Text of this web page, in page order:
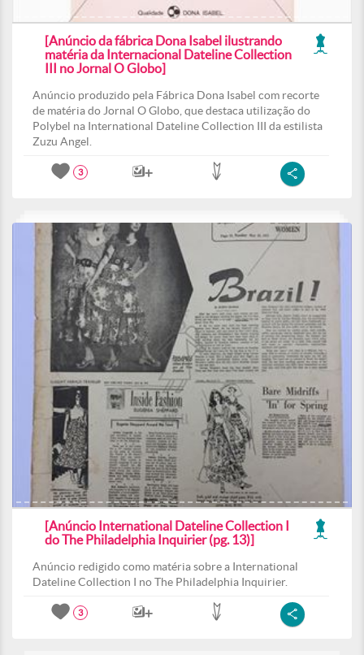
[Anúncio da fábrica Dona Isabel ilustrando
matéria da Internacional Dateline Collection
III no Jornal O Globo]
Anúncio produzido pela Fábrica Dona Isabel com recorte
de matéria do Jornal O Globo, que destaca utilização do
Polybel na International Dateline Collection III da estilista
Zuzu Angel.
3
[Anúncio International Dateline Collection I
do The Philadelphia Inquirier (pg. 13)]
Anúncio redigido como matéria sobre a International
Dateline Collection I no The Philadelphia Inquirier.
3